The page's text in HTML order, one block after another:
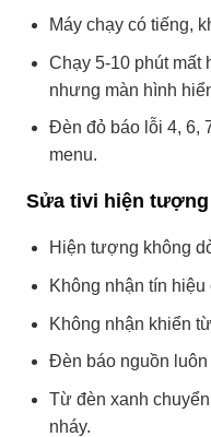
Máy chạy có tiếng,
Chạy 5-10 phút mất
nhưng màn hình
Đèn đỏ báo lỗi 4, 6,
menu.
Sửa tivi hiện
Hiện tượng không
Không nhận tín
Không nhận khiển
Đèn báo nguồn
Từ đèn xanh
nháy.